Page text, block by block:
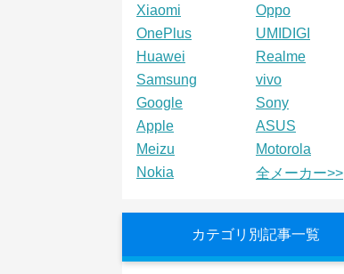
Xiaomi
Oppo
OnePlus
UMIDIGI
Huawei
Realme
Samsung
vivo
Google
Sony
Apple
ASUS
Meizu
Motorola
Nokia
全メーカー>>
カテゴリ別記事一覧